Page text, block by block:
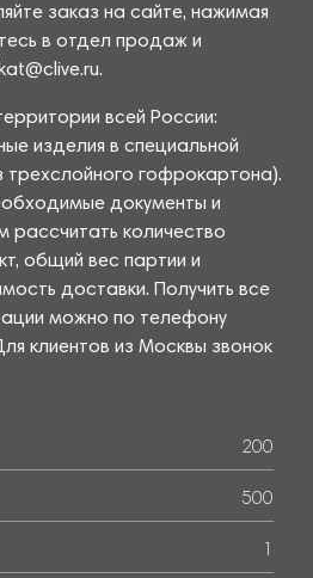
заказ на сайте, нажимая
в отдел продаж и
всей России:
изделия в специальной
трехслойного гофрокартона).
документы и
количество
общий вес партии и
доставки. Получить все
можно по телефону
клиентов из Москвы звонок
200
500
1